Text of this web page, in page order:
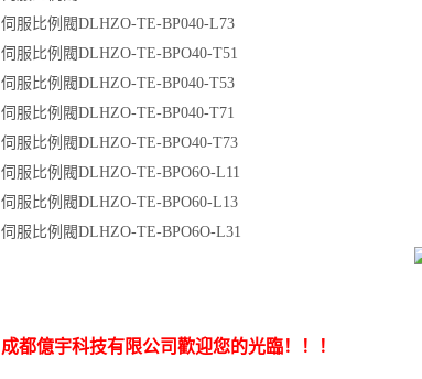
伺服比例閥DLHZO-TE-BP040-L73
伺服比例閥DLHZO-TE-BPO40-T51
伺服比例閥DLHZO-TE-BP040-T53
伺服比例閥DLHZO-TE-BP040-T71
伺服比例閥DLHZO-TE-BPO40-T73
伺服比例閥DLHZO-TE-BPO6O-L11
伺服比例閥DLHZO-TE-BPO60-L13
伺服比例閥DLHZO-TE-BPO6O-L31
成都億宇科技有限公司歡迎您的光臨！！！